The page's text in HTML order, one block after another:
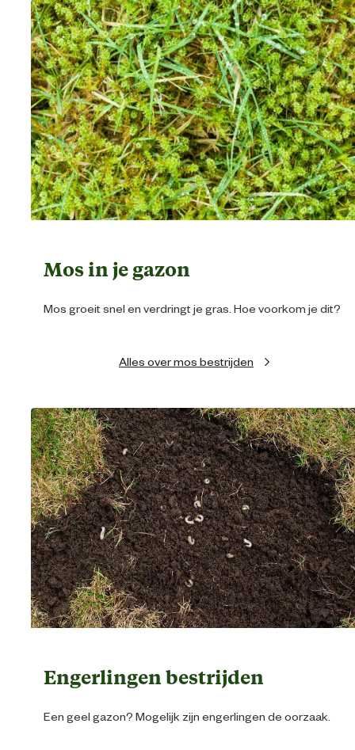
Mos in je gazon
Mos groeit snel en verdringt je gras. Hoe voorkom je dit?
Alles over mos bestrijden
Engerlingen bestrijden
Een geel gazon? Mogelijk zijn engerlingen de oorzaak.